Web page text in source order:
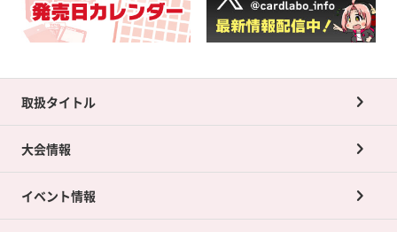
取扱タイトル
大会情報
イベント情報